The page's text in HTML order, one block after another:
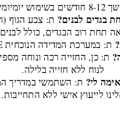
בשימוש יומיומי.
בגדים לבנים? ת: צבע הגוף
תחת רוב הבגדים, כולל
ת: במערכת המדידה הנוכחית DD=E, אלה מידות זהות.
ת: כן, החזייה רכה ונוחה
לנוח ללא חזייה בלילה.
לי? ת: השתמשי במדריך
לייעוץ אישי ללא התחייבות.